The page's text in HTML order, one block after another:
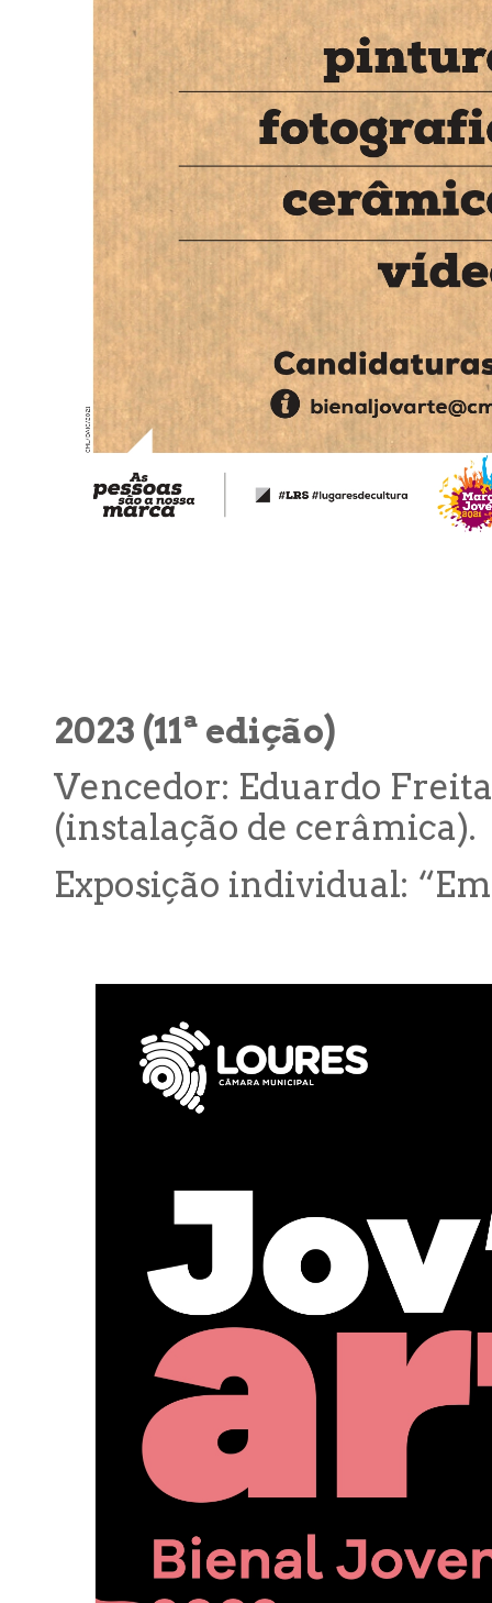
2023 (11ª edição)
Vencedor: Eduardo
(instalação de cerâmica).
Exposição individual: